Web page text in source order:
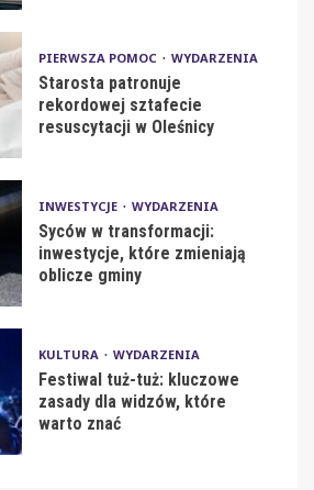
PIERWSZA POMOC WYDARZENIA
Starosta patronuje
rekordowej sztafecie
resuscytacji w Oleśnicy
INWESTYCJE WYDARZENIA
Syców w transformacji:
inwestycje, które zmieniają
oblicze gminy
KULTURA WYDARZENIA
Festiwal tuż-tuż: kluczowe
zasady dla widzów, które
warto znać